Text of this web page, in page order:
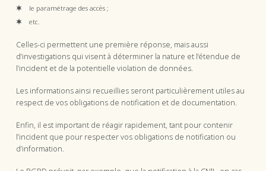
le paramétrage des accès ;
etc.
Celles-ci permettent une première réponse, mais aussi
d’investigations qui visent à déterminer la nature et l’étendue de
l’incident et de la potentielle violation de données.
Les informations ainsi recueillies seront particulièrement utiles au
respect de vos obligations de notification et de documentation.
Enfin, il est important de réagir rapidement, tant pour contenir
l’incident que pour respecter vos obligations de notification ou
d’information.